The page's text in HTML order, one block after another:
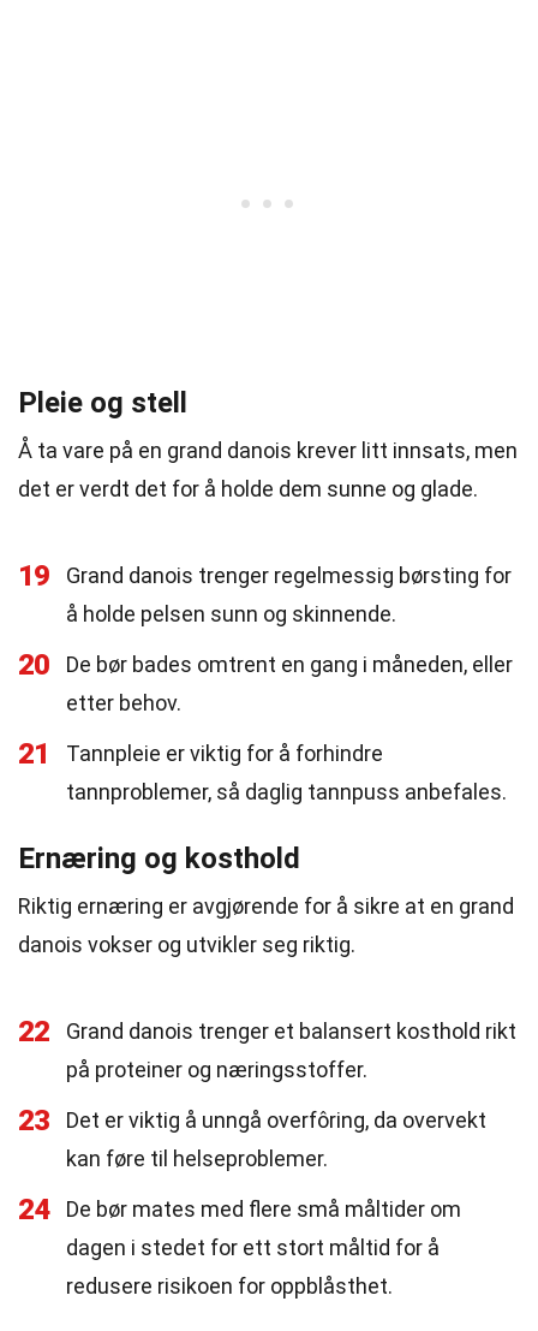
Pleie og stell
Å ta vare på en grand danois krever litt innsats, men
det er verdt det for å holde dem sunne og glade.
19
Grand danois trenger regelmessig børsting for
å holde pelsen sunn og skinnende.
20
De bør bades omtrent en gang i måneden, eller
etter behov.
21
Tannpleie er viktig for å forhindre
tannproblemer, så daglig tannpuss anbefales.
Ernæring og kosthold
Riktig ernæring er avgjørende for å sikre at en grand
danois vokser og utvikler seg riktig.
22
Grand danois trenger et balansert kosthold rikt
på proteiner og næringsstoffer.
23
Det er viktig å unngå overfôring, da overvekt
kan føre til helseproblemer.
24
De bør mates med flere små måltider om
dagen i stedet for ett stort måltid for å
redusere risikoen for oppblåsthet.